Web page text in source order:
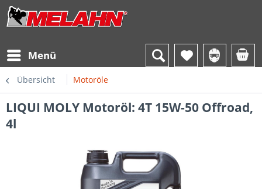
Menü
Übersicht Motoröle
LIQUI MOLY Motoröl: 4T 15W-50 Offroad,
4l